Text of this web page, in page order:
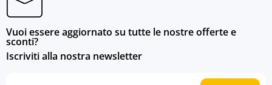
Vuoi essere aggiornato su tutte le nostre offerte e
sconti?
Iscriviti alla nostra newsletter